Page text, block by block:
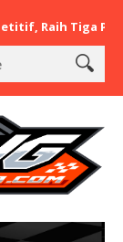
Tiga Podium